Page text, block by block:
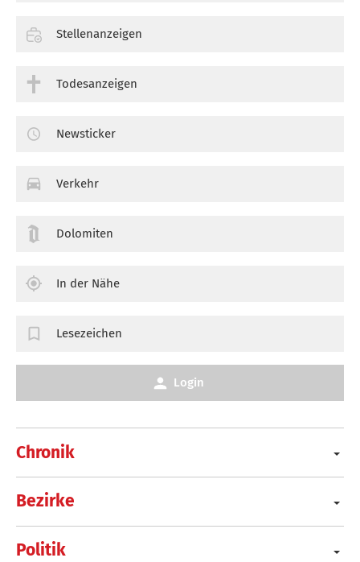
Chronik
Bezirke
Politik
Stellenanzeigen
Todesanzeigen
Newsticker
Verkehr
Dolomiten
In der Nähe
Lesezeichen
Login